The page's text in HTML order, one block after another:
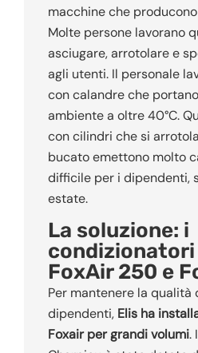
macchine che
Molte persone lavorano
asciugare, arrotolare e
agli utenti. Il personale
con calandre che
ambiente a oltre 40°C.
con cilindri che si
bucato emettono molto
difficile per i dipendenti,
estate.
La soluzione: i
FoxAir 250 e
Per mantenere la qualità
dipendenti, Elis ha
Foxair per grandi volumi.